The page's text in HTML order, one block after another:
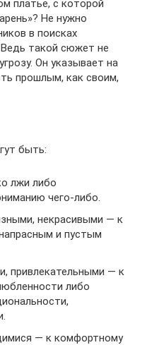
платье, с которой
Не нужно
в поисках
Ведь такой сюжет не
Он указывает на
прошлым, как своим,
быть:
лжи либо
чего-либо.
некрасивыми — к
и пустым
привлекательными — к
либо
— к комфортному